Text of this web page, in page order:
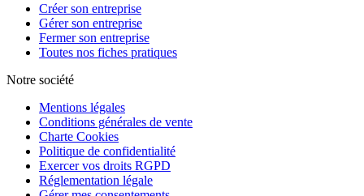
Créer son entreprise
Gérer son entreprise
Fermer son entreprise
Toutes nos fiches pratiques
Notre société
Mentions légales
Conditions générales de vente
Charte Cookies
Politique de confidentialité
Exercer vos droits RGPD
Réglementation légale